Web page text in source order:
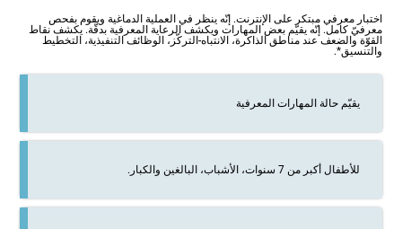
اختبار معرفي مبتكر على الإنترنت. إنّه ينظر في العملية الدماغية ويقوم بفحص
معرفيّ كامل. إنّه يقيّم بعض المهارات ويكشف الرعاية المعرفية بدقّة. يكشف نقاط
القوّة والضعف عند مناطق الذاكرة، الانتباه-التركّز، الوظائف التنفيذية، التخطيط
والتنسيق*.
يقيّم حالة المهارات المعرفية
للأطفال أكبر من 7 سنوات، الأشباب، البالغين والكبار.